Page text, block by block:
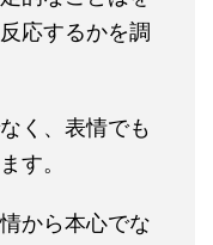
応するかを調
く、表情でも
す。
から本心でな